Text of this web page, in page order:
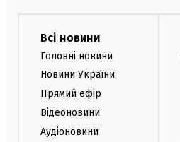
Всі новини
Головні новини
Новини України
Прямий ефір
Відеоновини
Аудіоновини